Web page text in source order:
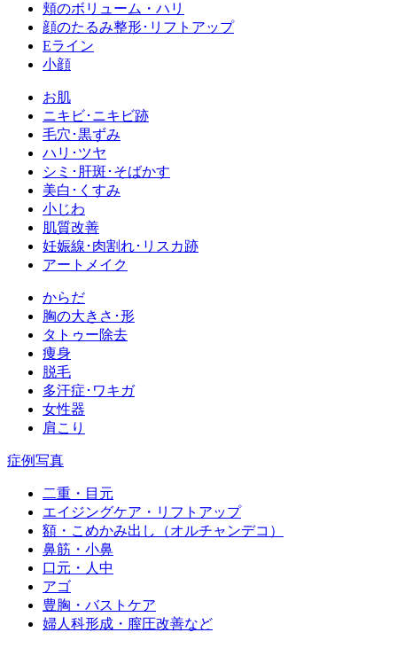
頬のボリューム・ハリ
顔のたるみ整形･リフトアップ
Eライン
小顔
お肌
ニキビ･ニキビ跡
毛穴･黒ずみ
ハリ･ツヤ
シミ･肝斑･そばかす
美白･くすみ
小じわ
肌質改善
妊娠線･肉割れ･リスカ跡
アートメイク
からだ
胸の大きさ･形
タトゥー除去
痩身
脱毛
多汗症･ワキガ
女性器
肩こり
症例写真
二重・目元
エイジングケア・リフトアップ
額・こめかみ出し（オルチャンデコ）
鼻筋・小鼻
口元・人中
アゴ
豊胸・バストケア
婦人科形成・膣圧改善など